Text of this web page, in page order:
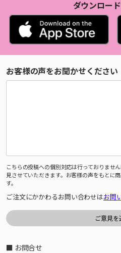
ダウンロー
お客様の声をお聞かせください
こちらの投稿への個別対応は行っておりませ
見させていただきます。お客様の声をもとに
す。
ご注文にかかわるお問い合わせはお問
■ お問合せ